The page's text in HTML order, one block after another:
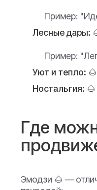
Пример:
Лесные дары:
Пример:
Уют и тепло:
Ностальгия:
Где
Эмодзи 🌰 —